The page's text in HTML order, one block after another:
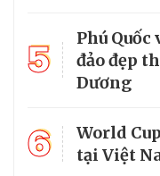
5
Phú
đảo đẹp
Dương
6
World
tại Việt